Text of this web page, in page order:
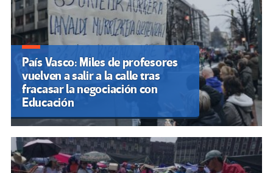
País Vasco: Miles de profesores
vuelven a salir a la calle tras
fracasar la negociación con
Educación